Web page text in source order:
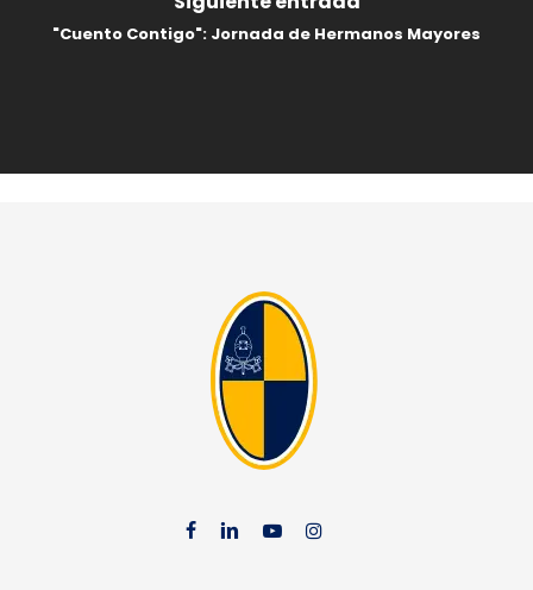
"Cuento Contigo": Jornada de Hermanos Mayores
facebook
linkedin
youtube